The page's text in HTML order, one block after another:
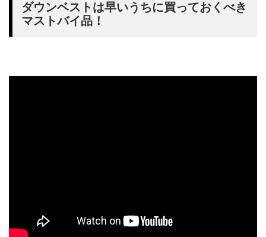
ダウンベストは早いうちに買っておくべき
マストバイ品！